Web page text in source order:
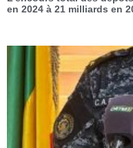
en 2024 à 21 milliards en